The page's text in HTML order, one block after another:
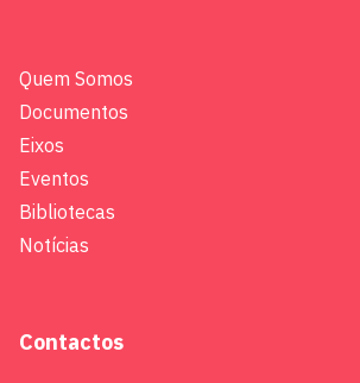
Quem Somos
Documentos
Eixos
Eventos
Bibliotecas
Notícias
Contactos